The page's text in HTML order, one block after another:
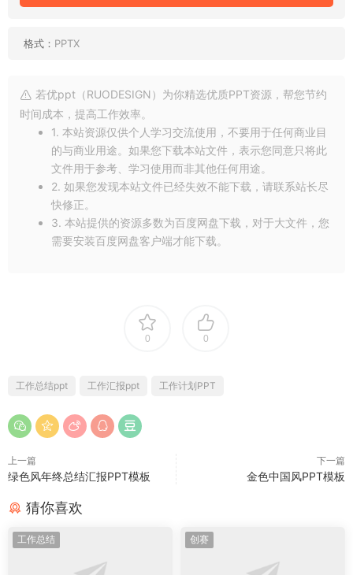
格式： PPTX
若优ppt（RUODESIGN）为你精选优质PPT资源，帮您节约
时间成本，提高工作效率。
1. 本站资源仅供个人学习交流使用，不要用于任何商业目
的与商业用途。如果您下载本站文件，表示您同意只将此
文件用于参考、学习使用而非其他任何用途。
2. 如果您发现本站文件已经失效不能下载，请联系站长尽
快修正。
3. 本站提供的资源多数为百度网盘下载，对于大文件，您
需要安装百度网盘客户端才能下载。
0 0
工作总结ppt 工作汇报ppt 工作计划PPT
上一篇
绿色风年终总结汇报PPT模板
下一篇
金色中国风PPT模板
猜你喜欢
工作总结 创赛